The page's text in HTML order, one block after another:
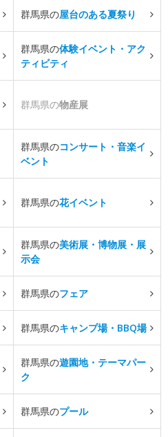
群馬県の屋台のある夏祭り
群馬県の体験イベント・アク
ティビティ
群馬県の物産展
群馬県のコンサート・音楽イ
ベント
群馬県の花イベント
群馬県の美術展・博物展・展
示会
群馬県のフェア
群馬県のキャンプ場・BBQ場
群馬県の遊園地・テーマパー
ク
群馬県のプール